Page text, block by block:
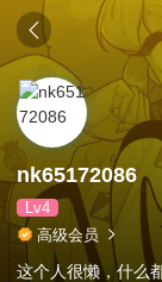
nk65172086
Lv4
高级会员
这个人很懒，什么